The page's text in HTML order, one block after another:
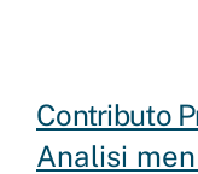
Contributo
Analisi